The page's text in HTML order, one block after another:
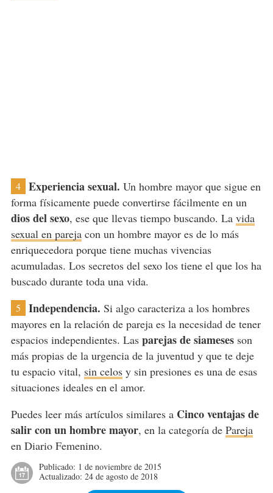
4 Experiencia sexual. Un hombre mayor que sigue en
forma físicamente puede convertirse fácilmente en un
dios del sexo, ese que llevas tiempo buscando. La vida
sexual en parejacon un hombre mayor es de lo más
enriquecedora porque tiene muchas vivencias
acumuladas. Los secretos del sexo los tiene el que los ha
buscado durante toda una vida.
5 Independencia. Si algo caracteriza a los hombres
mayores en la relación de pareja es la necesidad de tener
espacios independientes. Las parejas de siamesesson
más propias de la urgencia de la juventud y que te deje
tu espacio vital, sin celosy sin presiones es una de esas
situaciones ideales en el amor.
Puedes leer más artículos similares a Cinco ventajas de
salir con un hombre mayor, en la categoría de Pareja
en Diario Femenino.
Publicado: 1 de noviembre de 2015
Actualizado: 24 de agosto de 2018